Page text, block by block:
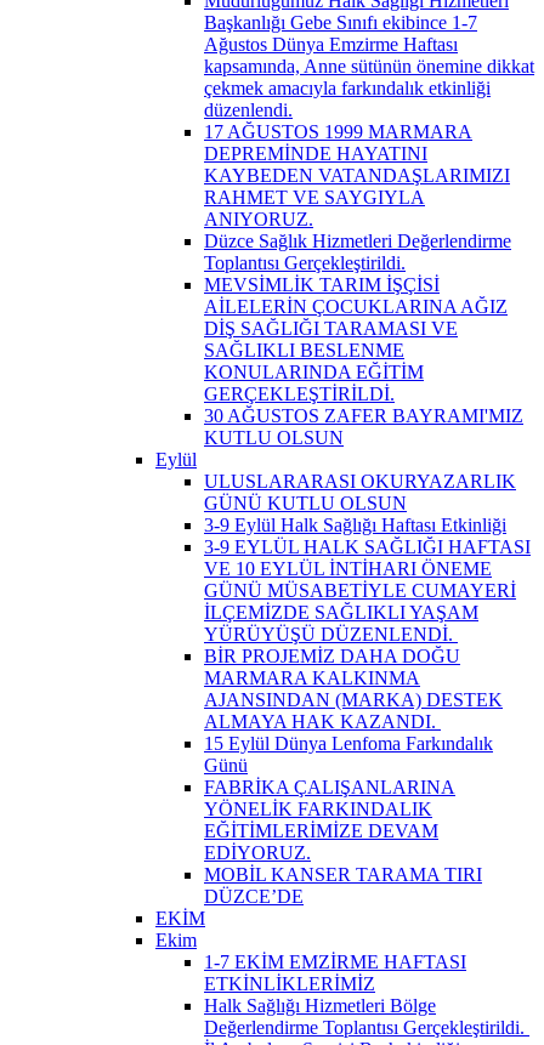
Başkanlığı Gebe Sınıfı ekibince 1-7
Ağustos Dünya Emzirme Haftası
kapsamında, Anne sütünün önemine dikkat
çekmek amacıyla farkındalık etkinliği
düzenlendi.
17 AĞUSTOS 1999 MARMARA
DEPREMİNDE HAYATINI
KAYBEDEN VATANDAŞLARIMIZI
RAHMET VE SAYGIYLA
ANIYORUZ.
Düzce Sağlık Hizmetleri Değerlendirme
Toplantısı Gerçekleştirildi.
MEVSİMLİK TARIM İŞÇİSİ
AİLELERİN ÇOCUKLARINA AĞIZ
DİŞ SAĞLIĞI TARAMASI VE
SAĞLIKLI BESLENME
KONULARINDA EĞİTİM
GERÇEKLEŞTİRİLDİ.
30 AĞUSTOS ZAFER BAYRAMI'MIZ
KUTLU OLSUN
Eylül
ULUSLARARASI OKURYAZARLIK
GÜNÜ KUTLU OLSUN
3-9 Eylül Halk Sağlığı Haftası Etkinliği
3-9 EYLÜL HALK SAĞLIĞI HAFTASI
VE 10 EYLÜL İNTİHARI ÖNEME
GÜNÜ MÜSABETİYLE CUMAYERİ
İLÇEMİZDE SAĞLIKLI YAŞAM
YÜRÜYÜŞÜ DÜZENLENDİ. ​
BİR PROJEMİZ DAHA DOĞU
MARMARA KALKINMA
AJANSINDAN (MARKA) DESTEK
ALMAYA HAK KAZANDI. ​
15 Eylül Dünya Lenfoma Farkındalık
Günü
FABRİKA ÇALIŞANLARINA
YÖNELİK FARKINDALIK
EĞİTİMLERİMİZE DEVAM
EDİYORUZ.
MOBİL KANSER TARAMA TIRI
DÜZCE’DE
EKİM
Ekim
1-7 EKİM EMZİRME HAFTASI
ETKİNLİKLERİMİZ
Halk Sağlığı Hizmetleri Bölge
Değerlendirme Toplantısı Gerçekleştirildi. ​